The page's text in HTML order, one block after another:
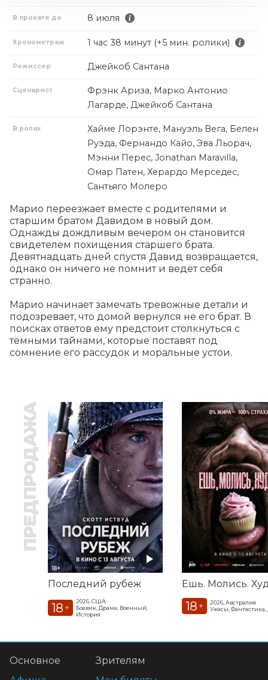
В прокате до 8 июля
Хронометраж 1 час 38 минут (+5 мин. ролики)
Режиссер Джейкоб Сантана
Сценарист
Фрэнк Ариза, Марко Антонио
Лагарде, Джейкоб Сантана
В ролях
Хайме Лорэнте, Мануэль Вега, Белен
Руэда, Фернандо Кайо, Эва Льорач,
Мэнни Перес, Jonathan Maravilla,
Омар Патен, Херардо Мерседес,
Сантьяго Молеро
Марио переезжает вместе с родителями и
старшим братом Давидом в новый дом.
Однажды дождливым вечером он становится
свидетелем похищения старшего брата.
Девятнадцать дней спустя Давид возвращается,
однако он ничего не помнит и ведёт себя
странно.
Марио начинает замечать тревожные детали и
подозревает, что домой вернулся не его брат. В
поисках ответов ему предстоит столкнуться с
тёмными тайнами, которые поставят под
сомнение его рассудок и моральные устои.
ПРЕДПРОДАЖА
Последний рубеж
18 +
2026, США
Боевик, Драма, Военный,
История
18 +
2026, Австралия
Ужасы,
Основное
Зрителям